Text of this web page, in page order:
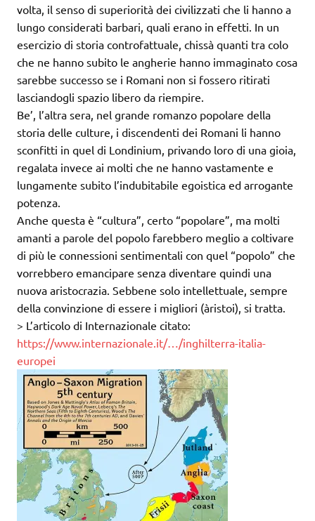
volta, il senso di superiorità dei civilizzati che li hanno a
lungo considerati barbari, quali erano in effetti. In un
esercizio di storia controfattuale, chissà quanti tra colo
che ne hanno subito le angherie hanno immaginato cosa
sarebbe successo se i Romani non si fossero ritirati
lasciandogli spazio libero da riempire.
Be’, l’altra sera, nel grande romanzo popolare della
storia delle culture, i discendenti dei Romani li hanno
sconfitti in quel di Londinium, privando loro di una gioia,
regalata invece ai molti che ne hanno vastamente e
lungamente subito l’indubitabile egoistica ed arrogante
potenza.
Anche questa è “cultura”, certo “popolare”, ma molti
amanti a parole del popolo farebbero meglio a coltivare
di più le connessioni sentimentali con quel “popolo” che
vorrebbero emancipare senza diventare quindi una
nuova aristocrazia. Sebbene solo intellettuale, sempre
della convinzione di essere i migliori (àristoi), si tratta.
> L’articolo di Internazionale citato:
https://www.internazionale.it/…/inghilterra-italia-
europei